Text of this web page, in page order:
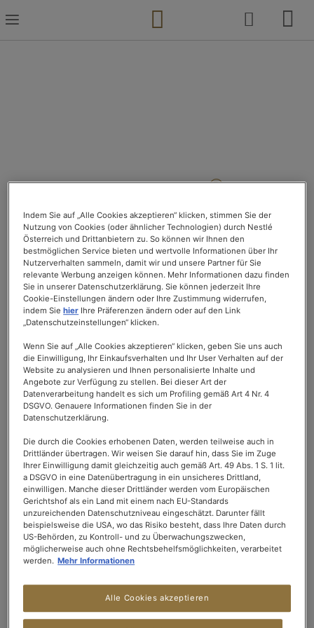
Inhalt
springen
KUSMI TEA®x
SPECIAL.T®
ENDE UNSERER
PARTNERSCHAFT
Nach sechs erfolgreichen Jahren der Zusammenarbeit
möchten wir Ihnen mitteilen, dass unsere Partnerschaft
wird.
Diese Entscheidung wurde in gegenseitigem
Einvernehmen getroffen und wir möchten uns bei La
Maison Kusmi Tea für diese Jahre der Zusammenarbeit
und des gemeinsamen Erfolgs bedanken.
Die vier betroffenen Sorten (Anastasia, Prinz Wladimir,
Aquarosa und Be Cool) werden auf unserer Website und
in den Kusmi Tea-Geschäften verkauft, solange der
Vorrat
reicht.
Bitte beachten Sie, das wir weiterhin alles daran setzen,
Ihnen Momente der Entspannung und des Genusses zu
bieten, mit unseren limitierten Editionen und exklusiven
Indem Sie auf „Alle Cookies akzeptieren“ klicken, stimmen Sie der
Nutzung von Cookies (oder ähnlicher Technologien) durch Nestlé
Österreich und Drittanbietern zu. So können wir Ihnen den
bestmöglichen Service bieten und wertvolle Informationen über Ihr
Nutzerverhalten sammeln, damit wir und unsere Partner für Sie
relevante Werbung anzeigen können. Mehr Informationen dazu finden
Sie in unserer Datenschutzerklärung. Sie können jederzeit Ihre
Cookie-Einstellungen ändern oder Ihre Zustimmung widerrufen,
indem Siehier Ihre Präferenzen ändern oder auf den Link
„Datenschutzeinstellungen“ klicken.
Wenn Sie auf „Alle Cookies akzeptieren“ klicken, geben Sie uns auch
die Einwilligung, Ihr Einkaufsverhalten und Ihr User Verhalten auf der
Website zu analysieren und Ihnen personalisierte Inhalte und
Angebote zur Verfügung zu stellen. Bei dieser Art der
Datenverarbeitung handelt es sich um Profiling gemäß Art 4 Nr. 4
DSGVO. Genauere Informationen finden Sie in der
Datenschutzerklärung.
Die durch die Cookies erhobenen Daten, werden teilweise auch in
Drittländer übertragen. Wir weisen Sie darauf hin, dass Sie im Zuge
Ihrer Einwilligung damit gleichzeitig auch gemäß Art. 49 Abs. 1 S. 1 lit.
a DSGVO in eine Datenübertragung in ein unsicheres Drittland,
einwilligen. Manche dieser Drittländer werden vom Europäischen
Gerichtshof als ein Land mit einem nach EU-Standards
unzureichenden Datenschutzniveau eingeschätzt. Darunter fällt
beispielsweise die USA, wo das Risiko besteht, dass Ihre Daten durch
US-Behörden, zu Kontroll- und zu Überwachungszwecken,
möglicherweise auch ohne Rechtsbehelfsmöglichkeiten, verarbeitet
werden. Mehr Informationen
Alle Cookies akzeptieren